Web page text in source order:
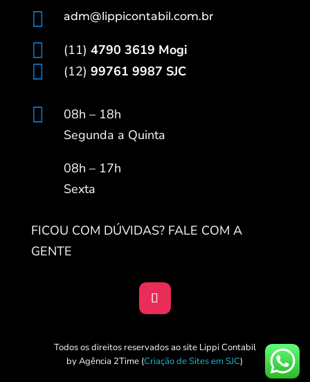
 adm@lippicontabil.com.br
 (11) 4790 3619 Mogi
 (12) 99761 9987 SJC

08h – 18h
Segunda a Quinta
08h – 17h
Sexta
FICOU COM DÚVIDAS? FALE COM A
GENTE
Todos os direitos reservados ao site Lippi Contabil
by Agência 2Time (Criação de Sites em SJC)